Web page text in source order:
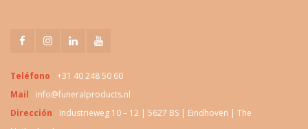
Teléfono
+31 40 248 50 60
Mail
info@funeralproducts.nl
Dirección
Industrieweg 10 – 12 | 5627 BS | Eindhoven | The